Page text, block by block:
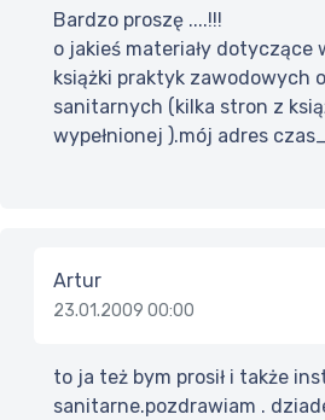
Bardzo proszę ....!!!
o jakieś materiały dotyczące
książki praktyk zawodowych
sanitarnych (kilka stron z
wypełnionej ).mój adres
Artur
23.01.2009 00:00
to ja też bym prosił i także
sanitarne.pozdrawiam .